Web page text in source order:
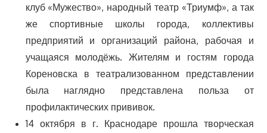
клуб «Мужество», народный театр «Триумф», а так
же спортивные школы города, коллективы
предприятий и организаций района, рабочая и
учащаяся молодёжь. Жителям и гостям города
Кореновска в театрализованном представлении
была наглядно представлена польза от
профилактических прививок.
14 октября в г. Краснодаре прошла творческая